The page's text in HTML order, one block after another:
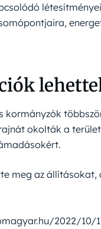
kormányzók
okolták a
meg az állításokat,
2022/10/